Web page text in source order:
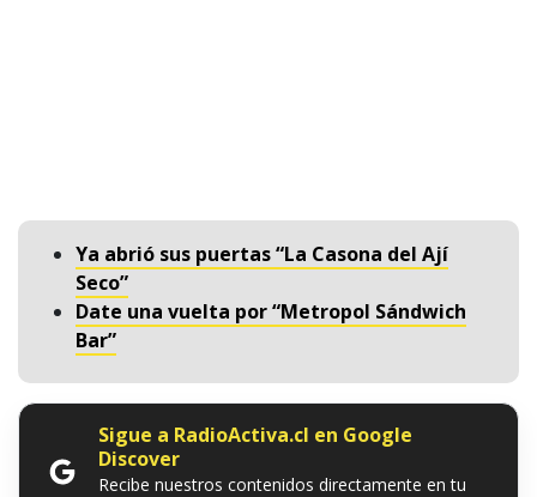
Ya abrió sus puertas “La Casona del Ají
Seco”
Date una vuelta por “Metropol Sándwich
Bar”
Sigue a RadioActiva.cl en Google
Discover
Recibe nuestros contenidos directamente en tu